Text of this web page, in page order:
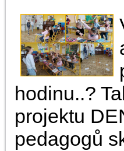
hodinu..?
projektu
pedagogů